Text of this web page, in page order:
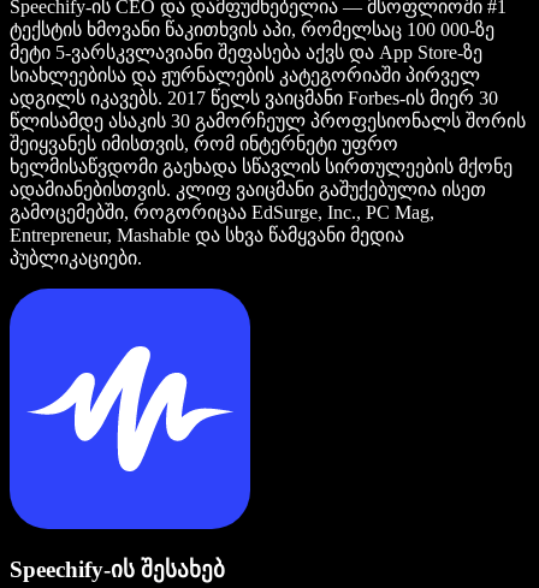
Speechify-ის CEO და დამფუძნებელია — მსოფლიოში #1
ტექსტის ხმოვანი წაკითხვის აპი, რომელსაც 100 000-ზე
მეტი 5-ვარსკვლავიანი შეფასება აქვს და App Store-ზე
სიახლეებისა და ჟურნალების კატეგორიაში პირველ
ადგილს იკავებს. 2017 წელს ვაიცმანი Forbes-ის მიერ 30
წლისამდე ასაკის 30 გამორჩეულ პროფესიონალს შორის
შეიყვანეს იმისთვის, რომ ინტერნეტი უფრო
ხელმისაწვდომი გაეხადა სწავლის სირთულეების მქონე
ადამიანებისთვის. კლიფ ვაიცმანი გაშუქებულია ისეთ
გამოცემებში, როგორიცაა EdSurge, Inc., PC Mag,
Entrepreneur, Mashable და სხვა წამყვანი მედია
პუბლიკაციები.
Speechify-ის შესახებ